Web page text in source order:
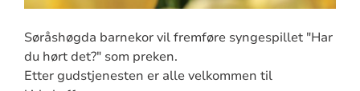
Søråshøgda barnekor vil fremføre syngespillet "Har
du hørt det?" som preken.
Etter gudstjenesten er alle velkommen til